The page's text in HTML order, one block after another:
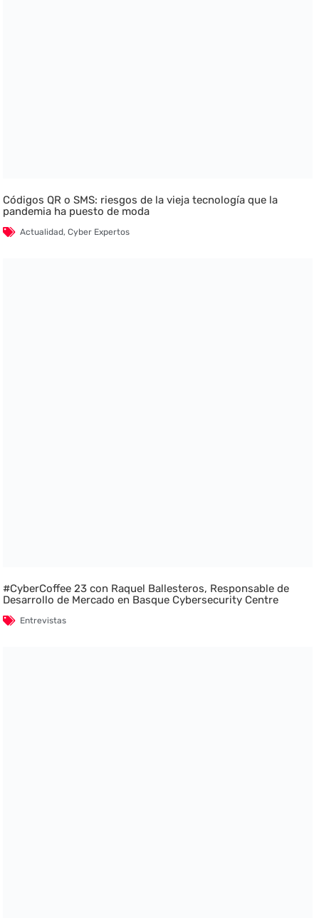
Códigos QR o SMS: riesgos de la vieja tecnología que la
pandemia ha puesto de moda
Actualidad,Cyber Expertos
#CyberCoffee 23 con Raquel Ballesteros, Responsable de
Desarrollo de Mercado en Basque Cybersecurity Centre
Entrevistas